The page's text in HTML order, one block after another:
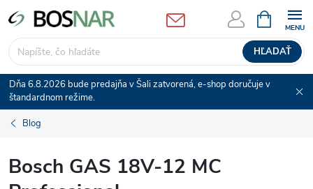
Prejsť
na
obsah
HĽADAŤ
KOŠÍK
Dňa 6.8.2026 bude predajňa v Šali zatvorená, e-shop doručuje v
štandardnom režime.
Blog
Bosch GAS 18V-12 MC